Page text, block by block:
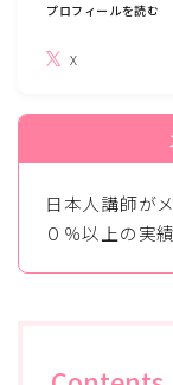
今年1９年目
中、生徒獲得
子ども英会話
も執筆していま
プロフィールを読む
X
日本人講師が
０％以上の実績